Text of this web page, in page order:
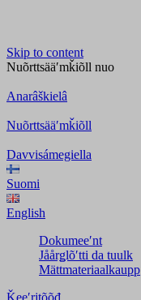
Skip to content
Nuõrttsääʹmǩiõll nuo
Anarâškielâ
Nuõrttsääʹmǩiõll
Davvisámegiella
Suomi
English
Dokumeeʹnt
Jåårǥlõʹtti da tuulk
Mättmateriaalkaupp
Ǩeeʹrjtõõđ